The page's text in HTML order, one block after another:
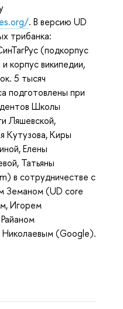
. В версию UD
трибанка:
(подкорпус
корпус википедии,
5 тысяч
подготовлены при
Школы
Ляшевской,
Кутузова, Киры
Елены
Татьяны
в сотрудничестве с
Земаном (UD core
Игорем
(Google).